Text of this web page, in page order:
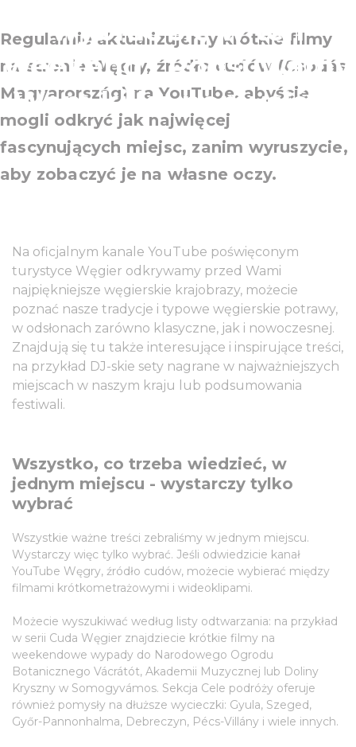
wybrać się w ten
weekend? Podsuwamy
Wam kilka pomysłów!
Regularnie aktualizujemy krótkie filmy
na stronie Węgry, źródło cudów (Csodás
Magyarország) na YouTube, abyście
mogli odkryć jak najwięcej
fascynujących miejsc, zanim wyruszycie,
aby zobaczyć je na własne oczy.
Na oficjalnym kanale YouTube poświęconym
turystyce Węgier odkrywamy przed Wami
najpiękniejsze węgierskie krajobrazy, możecie
poznać nasze tradycje i typowe węgierskie potrawy,
w odsłonach zarówno klasyczne, jak i nowoczesnej.
Znajdują się tu także interesujące i inspirujące treści,
na przykład DJ-skie sety nagrane w najważniejszych
miejscach w naszym kraju lub podsumowania
festiwali.
Wszystko, co trzeba wiedzieć, w
jednym miejscu - wystarczy tylko
wybrać
Wszystkie ważne treści zebraliśmy w jednym miejscu.
Wystarczy więc tylko wybrać. Jeśli odwiedzicie kanał
YouTube Węgry, źródło cudów, możecie wybierać między
filmami krótkometrażowymi i wideoklipami.
Możecie wyszukiwać według listy odtwarzania: na przykład
w serii Cuda Węgier znajdziecie krótkie filmy na
weekendowe wypady do Narodowego Ogrodu
Botanicznego Vácrátót, Akademii Muzycznej lub Doliny
Kryszny w Somogyvámos. Sekcja Cele podróży oferuje
również pomysły na dłuższe wycieczki: Gyula, Szeged,
Győr-Pannonhalma, Debreczyn, Pécs-Villány i wiele innych.